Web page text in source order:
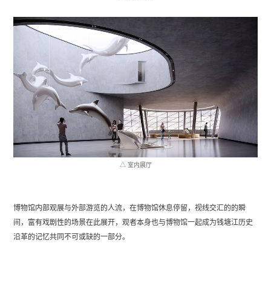
△ 室内展厅
博物馆内部观展与外部游览的人流，在博物馆休息停留，视线交汇的的瞬
间，富有戏剧性的场景在此展开，观者本身也与博物馆一起成为钱塘江历史
沿革的记忆共同不可或缺的一部分。